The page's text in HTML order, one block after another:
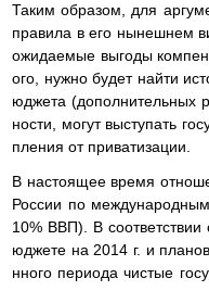
Таким образом, для
правила в его нынешнем
ожидаемые выгоды
ого, нужно будет найти
юджета (дополнительных
ности, могут выступать
пления от приватизации.
В настоящее время
России по
10% ВВП). В
юджете на 2014 г. и
нного периода чистые